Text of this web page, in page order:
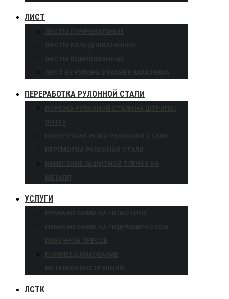
ЛИСТ
ЛИСТЫ ГОРЯЧЕКАТАНЫЕ
ЛИСТЫ ХОЛОДНОКАТАННЫЕ
ЛИСТЫ ОЦИНКОВАННЫЕ
ЛИСТ ИЗ РУЛОНА В РАЗМЕР ЗАКАЗЧИКА
ПЕРЕРАБОТКА РУЛОННОЙ СТАЛИ
ПОРЕЗКА РУЛОННОЙ СТАЛИ НА ШТРИПС/
ЛЕНТУ
ПОПЕРЕЧНАЯ РЕЗКА РУЛОННОЙ СТАЛИ
ПЕРЕМОТКА РУЛОННОЙ СТАЛИ
НАНЕСЕНИЕ ЗАЩИТНОЙ ПЛЕНКИ НА
МЕТАЛЛ
УСЛУГИ
РУБКА МЕТАЛЛА НА ГИЛЬОТИНЕ
ГИБКА МЕТАЛЛА НА ГИДРАВЛИЧЕСКОМ
ГИБОЧНОМ ПРЕССЕ
ГОРЯЧЕЕ ЦИНКОВАНИЕ
МЕТАЛЛОКОНСТРУКЦИЙ
ЛСТК